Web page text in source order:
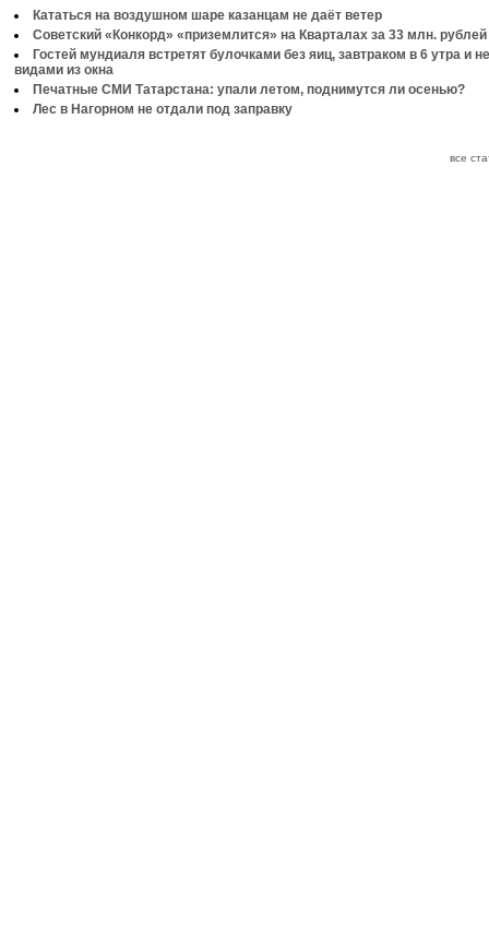
Кататься на воздушном шаре казанцам не даёт ветер
Советский «Конкорд» «приземлится» на Кварталах за 33 млн. рублей
Гостей мундиаля встретят булочками без яиц, завтраком в 6 утра и
видами из окна
Печатные СМИ Татарстана: упали летом, поднимутся ли осенью?
Лес в Нагорном не отдали под заправку
все